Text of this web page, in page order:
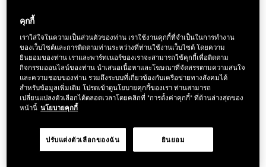
สกินแคร์
VELVET MATTE LIP
PENCIL
Take Me Home
฿ 1,100
MINI POWERMATTE
HIGH-INTENSITY LIP
PENCIL DUO - NUDE
฿ 1,300
EXPLICIT LIPSTICK
คุกกี้
เราใส่ใจในความเป็นส่วนตัวของท่าน เราใช้งานคุกกี้ที่จำเป็นในการทำงาน
ของเว็บไซต์และการติดตามท่านระหว่างที่ท่านใช้งานเว็บไซต์ โดยความ
ยินยอมของท่าน เราและพาร์ทเนอร์ของเราจะสามารถใช้คุกกี้เพื่อติดตาม
กิจกรรมออนไลน์ของท่าน นำเสนอเนื้อหาและโฆษณาที่จัดสรรตามความสนใจ
และความชอบของท่าน รวมถึงระบบที่เกี่ยวข้องกับเครือข่ายทางสังคมได้
สำหรับข้อมูลเพิ่มเติม โปรดเข้าดูนโยบายคุกกี้ของเรา ท่านสามารถ
เปลี่ยนแปลงตัวเลือกได้ตลอดเวลาโดยคลิกที่ "การตั้งค่าคุกกี้" ที่ด้านล่างสุดของ
หน้านี้ นโยบายคุกกี้
ยินยอม
ปรับแต่งตัวเลือกของฉัน